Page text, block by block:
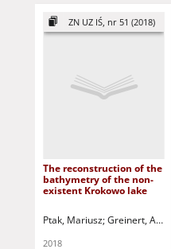
ZN UZ IŚ, nr 51 (2018)
The reconstruction of the
bathymetry of the non-
existent Krokowo lake
Ptak, Mariusz Greinert,
2018